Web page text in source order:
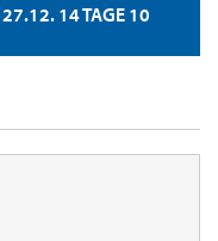
14 TAGE 10